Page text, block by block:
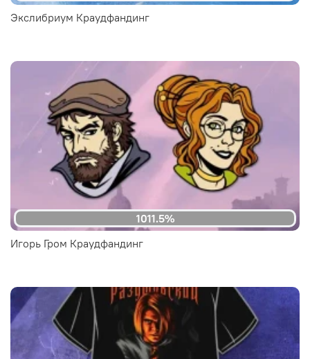
Экслибриум Краудфандинг
1011.5%
Игорь Гром Краудфандинг